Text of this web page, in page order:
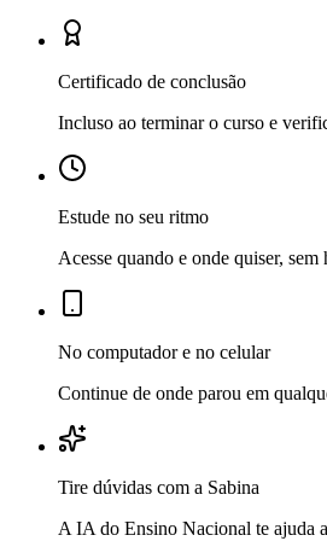
Certificado de conclusão
Incluso ao terminar o curso e
Estude no seu ritmo
Acesse quando e onde quiser, sem
No computador e no celular
Continue de onde parou em
Tire dúvidas com a Sabina
A IA do Ensino Nacional te ajuda